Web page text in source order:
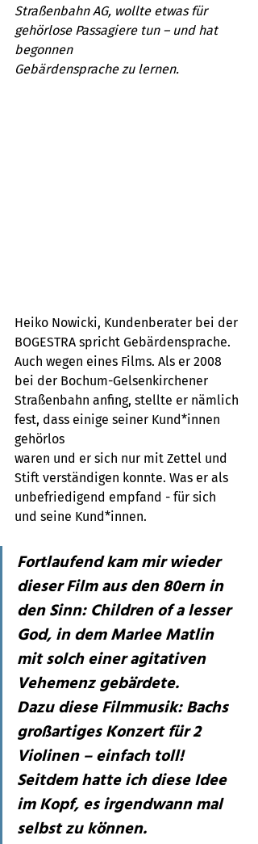
Straßenbahn AG, wollte etwas für
gehörlose Passagiere tun – und hat
begonnen
Gebärdensprache zu lernen.
Heiko Nowicki, Kundenberater bei der
BOGESTRA spricht Gebärdensprache.
Auch wegen eines Films. Als er 2008
bei der Bochum-Gelsenkirchener
Straßenbahn anfing, stellte er nämlich
fest, dass einige seiner Kund*innen
gehörlos
waren und er sich nur mit Zettel und
Stift verständigen konnte. Was er als
unbefriedigend empfand - für sich
und seine Kund*innen.
Fortlaufend kam mir wieder
dieser Film aus den 80ern in
den Sinn: Children of a lesser
God, in dem Marlee Matlin
mit solch einer agitativen
Vehemenz gebärdete.
Dazu diese Filmmusik: Bachs
großartiges Konzert für 2
Violinen – einfach toll!
Seitdem hatte ich diese Idee
im Kopf, es irgendwann mal
selbst zu können.